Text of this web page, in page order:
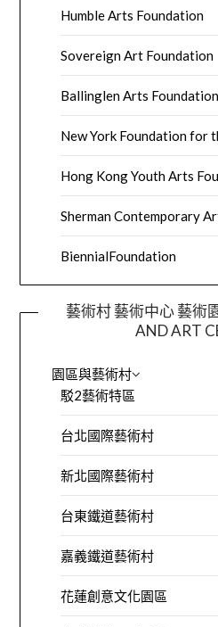
Humble Arts Foundation
Sovereign Art Foundation
Ballinglen Arts Foundation
New York Foundation for
Hong Kong Youth Arts
Sherman Contemporary
BiennialFoundation
藝術村 藝術中心 藝術
AND ART
園區與藝術村
駁2藝術特區
台北國際藝術村
新北國際藝術村
台東鐵道藝術村
嘉義鐵道藝術村
花蓮創意文化園區